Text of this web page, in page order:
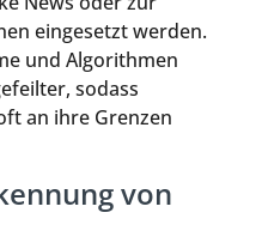
eingesetzt werden.
und Algorithmen
sodass
an ihre Grenzen
von